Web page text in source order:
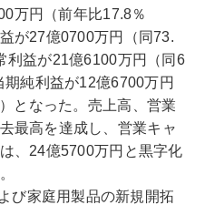
万円（前年比17.8％
が27億0700万円（同73.
利益が21億6100万円（同6
期純利益が12億6700万円
となった。売上高、営業
最高を達成し、営業キャ
、24億5700万円と黒字化
び家庭用製品の新規開拓